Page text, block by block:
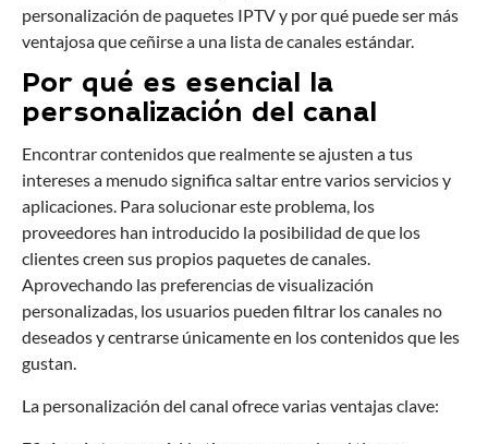
personalización de paquetes IPTV y por qué puede ser más
ventajosa que ceñirse a una lista de canales estándar.
Por qué es esencial la
personalización del canal
Encontrar contenidos que realmente se ajusten a tus
intereses a menudo significa saltar entre varios servicios y
aplicaciones. Para solucionar este problema, los
proveedores han introducido la posibilidad de que los
clientes creen sus propios paquetes de canales.
Aprovechando las preferencias de visualización
personalizadas, los usuarios pueden filtrar los canales no
deseados y centrarse únicamente en los contenidos que les
gustan.
La personalización del canal ofrece varias ventajas clave: